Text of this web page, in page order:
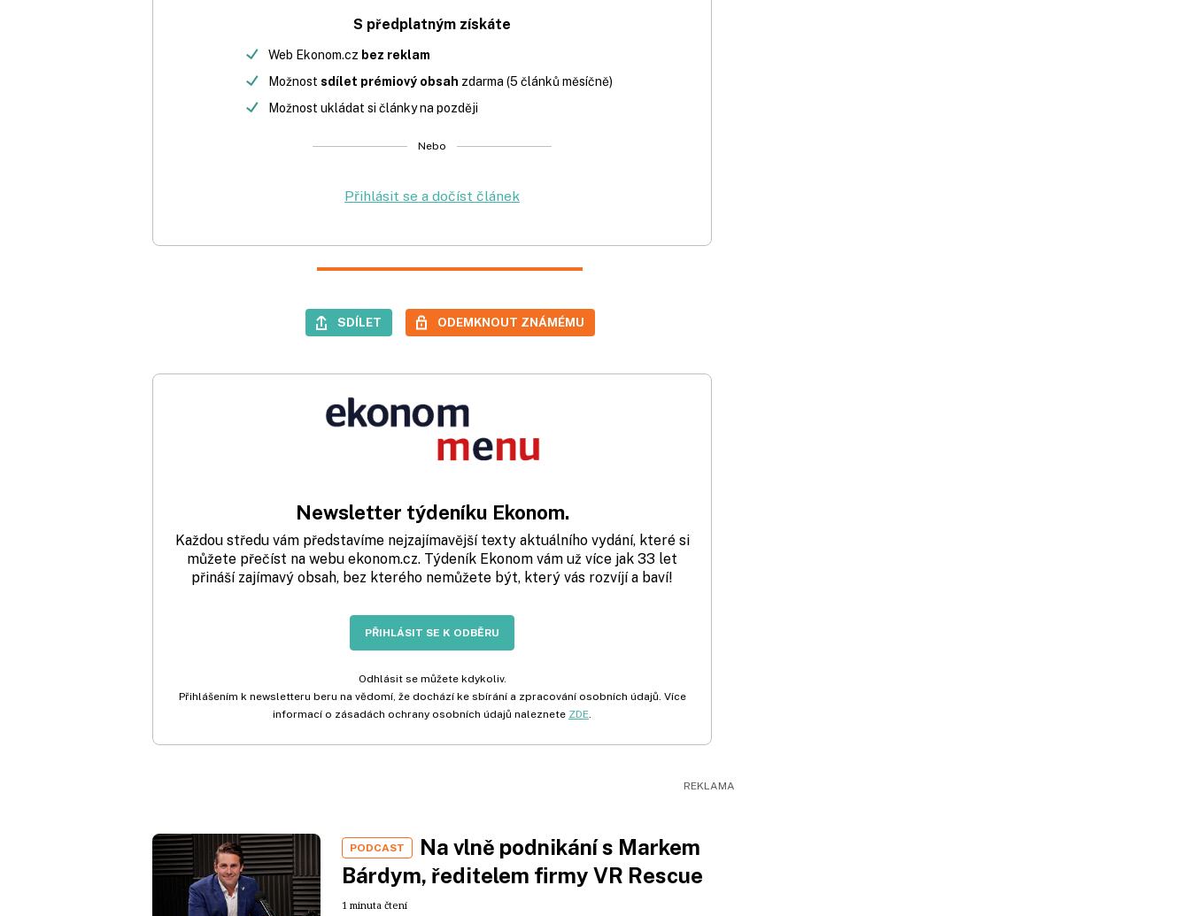
S předplatným získáte
Web Ekonom.cz bez reklam
Možnost sdílet prémiový obsah zdarma (5 článků měsíčně)
Možnost ukládat si články na později
Nebo
Přihlásit se a dočíst článek
SDÍLET ODEMKNOUT ZNÁMÉMU
Newsletter týdeníku Ekonom.
Každou středu vám představíme nejzajímavější texty aktuálního vydání, které si
můžete přečíst na webu ekonom.cz. Týdeník Ekonom vám už více jak 33 let
přináší zajímavý obsah, bez kterého nemůžete být, který vás rozvíjí a baví!
PŘIHLÁSIT SE K ODBĚRU
Odhlásit se můžete kdykoliv.
Přihlášením k newsletteru beru na vědomí, že dochází ke sbírání a zpracování osobních údajů. Více
informací o zásadách ochrany osobních údajů naleznete ZDE.
PODCAST
Na vlně podnikání s Markem
Bárdym, ředitelem firmy VR Rescue
1 minuta čtení